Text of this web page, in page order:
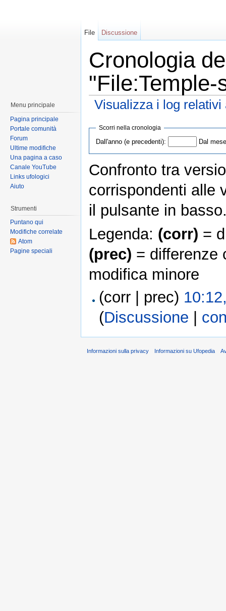
Cronologia
Visualizza i log relativi
Scorri nella cronologia
Dall'anno (e precedenti): Dal
Confronto tra
corrispondenti alle
il pulsante in
Legenda: (corr) =
(prec) = differenze
modifica minore
(corr | prec)
(Discussione |
File Discussione
Menu principale
Pagina principale
Portale comunità
Forum
Ultime modifiche
Una pagina a caso
Canale YouTube
Links ufologici
Aiuto
Strumenti
Puntano qui
Modifiche correlate
Atom
Pagine speciali
Informazioni sulla privacy Informazioni su Ufopedia